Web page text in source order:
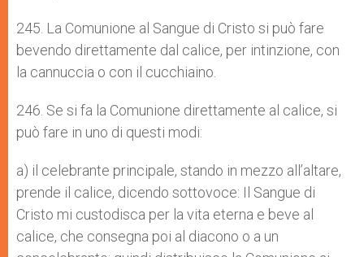
245. La Comunione al Sangue di Cristo si può fare
bevendo direttamente dal calice, per intinzione, con
la cannuccia o con il cucchiaino.
246. Se si fa la Comunione direttamente al calice, si
può fare in uno di questi modi:
a) il celebrante principale, stando in mezzo all’altare,
prende il calice, dicendo sottovoce: Il Sangue di
Cristo mi custodisca per la vita eterna e beve al
calice, che consegna poi al diacono o a un